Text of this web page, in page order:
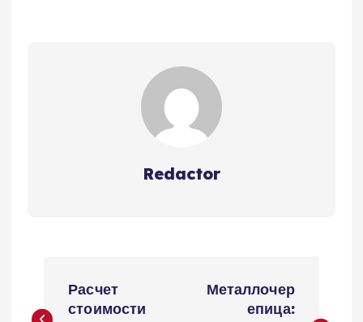
Redactor
Расчет
стоимости
Металлочер
епица: